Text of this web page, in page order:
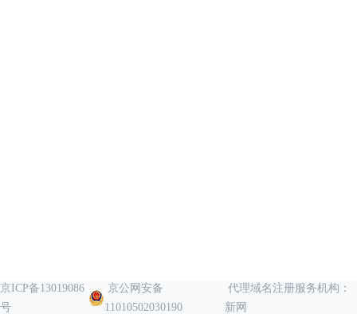
京ICP备13019086
号
京公网安备
11010502030190
代理域名注册服务机构：
新网